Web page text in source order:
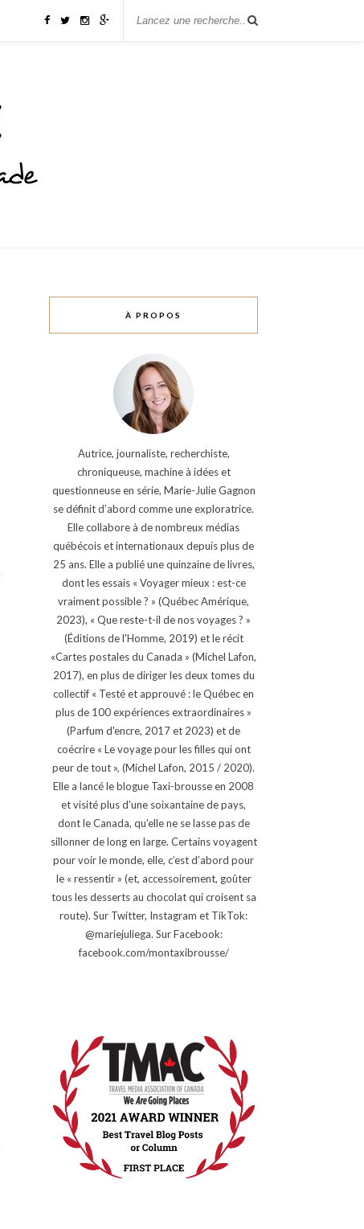
À PROPOS
Autrice, journaliste, recherchiste,
chroniqueuse, machine à idées et
questionneuse en série, Marie-Julie Gagnon
se définit d’abord comme une exploratrice.
Elle collabore à de nombreux médias
québécois et internationaux depuis plus de
25 ans. Elle a publié une quinzaine de livres,
dont les essais « Voyager mieux : est-ce
vraiment possible ? » (Québec Amérique,
2023), « Que reste-t-il de nos voyages ? »
(Éditions de l'Homme, 2019) et le récit
«Cartes postales du Canada » (Michel Lafon,
2017), en plus de diriger les deux tomes du
collectif « Testé et approuvé : le Québec en
plus de 100 expériences extraordinaires »
(Parfum d'encre, 2017 et 2023) et de
coécrire « Le voyage pour les filles qui ont
peur de tout », (Michel Lafon, 2015 / 2020).
Elle a lancé le blogue Taxi-brousse en 2008
et visité plus d'une soixantaine de pays,
dont le Canada, qu'elle ne se lasse pas de
sillonner de long en large. Certains voyagent
pour voir le monde, elle, c’est d’abord pour
le « ressentir » (et, accessoirement, goûter
tous les desserts au chocolat qui croisent sa
route). Sur Twitter, Instagram et TikTok:
@mariejuliega. Sur Facebook:
facebook.com/montaxibrousse/